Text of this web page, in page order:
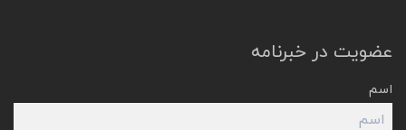
عضویت در خبرنامه
اسم